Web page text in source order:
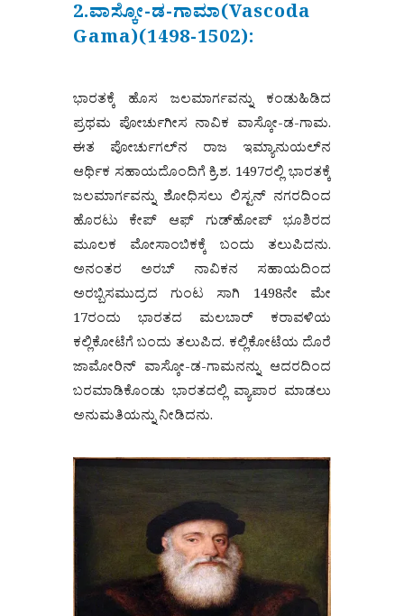
2.ವಾಸ್ಕೋ-ಡ-ಗಾಮಾ(Vascoda
Gama)(1498-1502):
ಭಾರತಕ್ಕೆ ಹೊಸ ಜಲಮಾರ್ಗವನ್ನು ಕಂಡುಹಿಡಿದ
ಪ್ರಥಮ ಪೋರ್ಚುಗೀಸ ನಾವಿಕ ವಾಸ್ಕೋ-ಡ-ಗಾಮ.
ಈತ ಪೋರ್ಚುಗಲ್‌ನ ರಾಜ ಇಮ್ಯಾನುಯಲ್‌ನ
ಆರ್ಥಿಕ ಸಹಾಯದೊಂದಿಗೆ ಕ್ರಿ.ಶ. 1497ರಲ್ಲಿ ಭಾರತಕ್ಕೆ
ಜಲಮಾರ್ಗವನ್ನು ಶೋಧಿಸಲು ಲಿಸ್ಟನ್ ನಗರದಿಂದ
ಹೊರಟು ಕೇಪ್ ಆಫ್ ಗುಡ್‌ಹೋಪ್ ಭೂಶಿರದ
ಮೂಲಕ ಮೋಸಾಂಬಿಕಕ್ಕೆ ಬಂದು ತಲುಪಿದನು.
ಅನಂತರ ಅರಬ್ ನಾವಿಕನ ಸಹಾಯದಿಂದ
ಅರಬ್ಬಿಸಮುದ್ರದ ಗುಂಟ ಸಾಗಿ 1498ನೇ ಮೇ
17ರಂದು ಭಾರತದ ಮಲಬಾರ್ ಕರಾವಳಿಯ
ಕಲ್ಲಿಕೋಟೆಗೆ ಬಂದು ತಲುಪಿದ. ಕಲ್ಲಿಕೋಟೆಯ ದೊರೆ
ಜಾಮೋರಿನ್ ವಾಸ್ಕೋ-ಡ-ಗಾಮನನ್ನು ಆದರದಿಂದ
ಬರಮಾಡಿಕೊಂಡು ಭಾರತದಲ್ಲಿ ವ್ಯಾಪಾರ ಮಾಡಲು
ಅನುಮತಿಯನ್ನು ನೀಡಿದನು.